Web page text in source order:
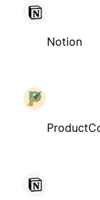
Notion